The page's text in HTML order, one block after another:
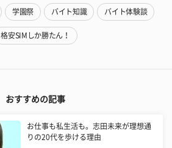
学園祭 バイト知識 バイト体験談
格安SIMしか勝たん！
おすすめの記事
お仕事も私生活も。志田未来が理想通
りの20代を歩ける理由